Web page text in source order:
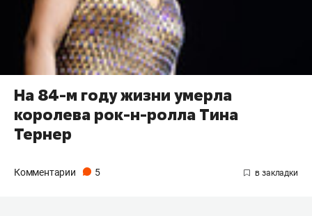
На 84-м году жизни умерла
королева рок-н-ролла Тина
Тернер
Комментарии 5